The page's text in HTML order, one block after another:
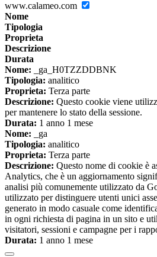
www.calameo.com
Nome
Tipologia
Proprieta
Descrizione
Durata
Nome: _ga_H0TZZDDBNK
Tipologia: analitico
Proprieta: Terza parte
Descrizione: Questo cookie viene
per mantenere lo stato della sessione.
Durata: 1 anno 1 mese
Nome: _ga
Tipologia: analitico
Proprieta: Terza parte
Descrizione: Questo nome di cookie è
Analytics, che è un aggiornamento
analisi più comunemente utilizzato da
utilizzato per distinguere utenti unici
generato in modo casuale come
in ogni richiesta di pagina in un sito e
visitatori, sessioni e campagne per i
Durata: 1 anno 1 mese